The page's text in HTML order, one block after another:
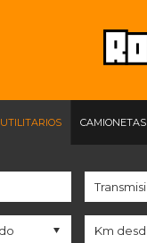
UTILITARIOS CAMIONETAS